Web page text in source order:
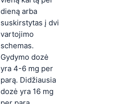
dieną arba
suskirstytas į dvi
vartojimo
schemas.
Gydymo dozė
yra 4-6 mg per
parą. Didžiausia
dozė yra 16 mg